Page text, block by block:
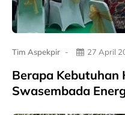
Tim Aspekpir 27 April
Berapa
Swasembada